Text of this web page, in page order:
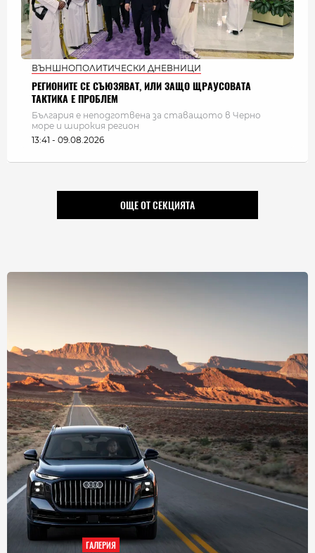
ВЪНШНОПОЛИТИЧЕСКИ ДНЕВНИЦИ
РЕГИОНИТЕ СЕ СЪЮЗЯВАТ, ИЛИ ЗАЩО ЩРАУСОВАТА
ТАКТИКА Е ПРОБЛЕМ
България e неподготвена за ставащото в Черно
море и широкия регион
13:41 - 09.08.2026
ОЩЕ ОТ СЕКЦИЯТА
ГАЛЕРИЯ